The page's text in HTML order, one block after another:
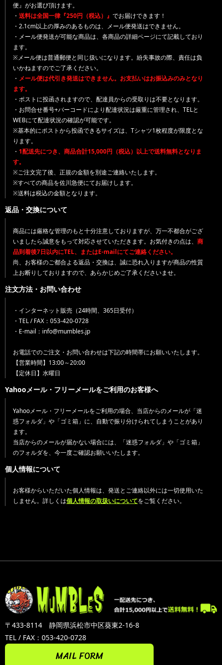
便』がお選び頂けます。
・ 送料は全国一律『250円（税込）』 でお届けできます！
・2.1cm以上の厚みのあるものは、メール便発送はできません。
・メール便発送が可能な商品は、各商品の詳細ページにて記載しており
ます。
※メール便は普通郵便と同じ扱いになります。紛失事故の際、責任は負
いかねますのでご了承ください。
・ メール便は代引き発送はできません。お支払いはお振込みのみとなり
ます。
・ポストに投函されますので、配達員からの受取りは不要となります。
・お問合せ番号+バーコードにより配達状況は厳重に管理され、TELと
WEBにて配達状況の確認が可能です。
※基本的にポストから投函できるサイズは、Tシャツ1枚程度が限度とな
ります。
・ 1配送先につき、商品合計15,000円（税込）以上で送料無料となりま
す。
※ご注文完了後、正規の金額を別途ご連絡いたします。
※すべての商品を佐川急便にてお届けします。
※送料は税込の金額となります。
返品・交換について
商品には厳格な管理のもと十分注意しておりますが、万一不都合がござ
いましたら誠意をもって対応させていただきます。お気付きの点は、 商
品到着後7日以内にTEL、またはE-mailにてご連絡ください。
尚、お客様のご都合よる返品・交換は、誠に恐れ入りますが商品の性質
上お断りしておりますので、あらかじめご了承くださいませ。
注文方法・お問い合わせ
・インターネット販売（24時間、365日受付）
・TEL / FAX：053-420-0728
・E-mail：info@mumbles.jp
お電話でのご注文・お問い合わせは下記の時間帯にお願いいたします。
【営業時間】13:00～20:00
【定休日】水曜日
Yahooメール・フリーメールをご利用のお客様へ
Yahooメール・フリーメールをご利用の場合、当店からのメールが「迷
惑フォルダ」や「ゴミ箱」に、自動で振り分けられてしまうことがあり
ます。
当店からのメールが届かない場合には、「迷惑フォルダ」や「ゴミ箱」
のフォルダを、今一度ご確認お願いいたします。
個人情報について
お客様からいただいた個人情報は、発送とご連絡以外には一切使用いた
しません。詳しくは個人情報の取扱いについてをご覧ください。
〒433-8114 静岡県浜松市中区葵東2-16-8
TEL / FAX：053-420-0728
MAIL FORM